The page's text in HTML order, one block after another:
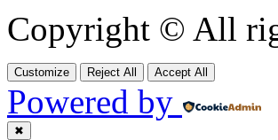
Copyright © All
Customize Reject All Accept All
Powered by
✖